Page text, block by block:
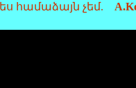
ես համաձայն չեմ.